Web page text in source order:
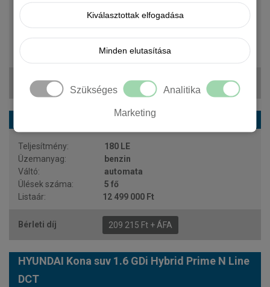
Kiválasztottak elfogadása
Minden elutasítása
Szükséges Analitika
Marketing
hybrid
11 799 000 Ft
207 758 Ft + ÁFA
HYUNDAI Kona suv 1.6 T-GDi Style 4WD DCT
180 LE
benzin
automata
5 fő
12 499 000 Ft
209 215 Ft + ÁFA
HYUNDAI Kona suv 1.6 GDi Hybrid Prime N Line
DCT